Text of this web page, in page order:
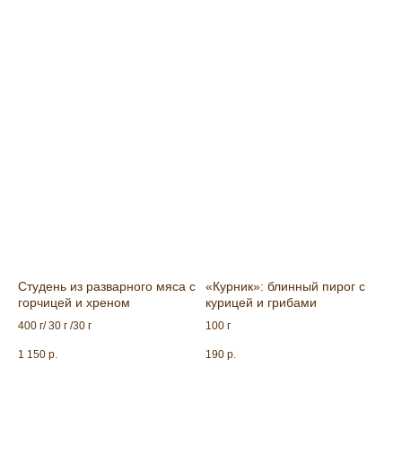
Студень из разварного мяса с
горчицей и хреном
400 г/ 30 г /30 г
1 150 р.
«Курник»: блинный пирог с
курицей и грибами
100 г
190 р.